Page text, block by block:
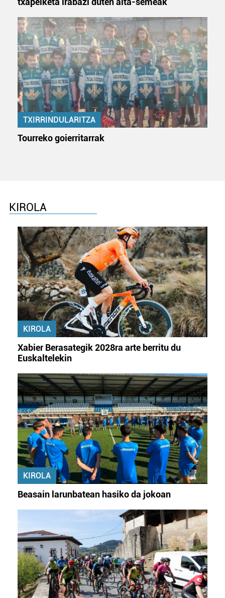
TXIRRINDULARITZA
Tourreko goierritarrak
KIROLA
KIROLA
Xabier Berasategik 2028ra arte berritu du
Euskaltelekin
KIROLA
Beasain larunbatean hasiko da jokoan